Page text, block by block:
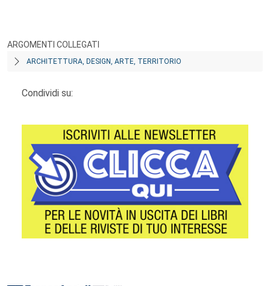
ARGOMENTI COLLEGATI
ARCHITETTURA, DESIGN, ARTE, TERRITORIO
Condividi su: